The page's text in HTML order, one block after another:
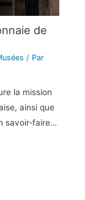
de
/ Par
la mission
ainsi que
savoir-faire…